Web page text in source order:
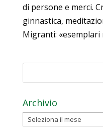
di persone e merci.
ginnastica,
Migranti: «esemplari
Archivio
Archivio